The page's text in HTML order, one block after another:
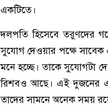
একটিতে।
দলপতি হিসেবে তরুণদের
সুযোগ দেওয়ার পক্ষে
মনে হচ্ছে। তাকে সুযোগটা
রিশবও আছে। এই দুজনের
তাদের সামনে অনেক সময়